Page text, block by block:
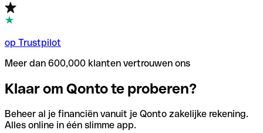
op Trustpilot
Meer dan 600,000 klanten vertrouwen ons
Klaar om Qonto te proberen?
Beheer al je financiën vanuit je Qonto zakelijke rekening.
Alles online in één slimme app.